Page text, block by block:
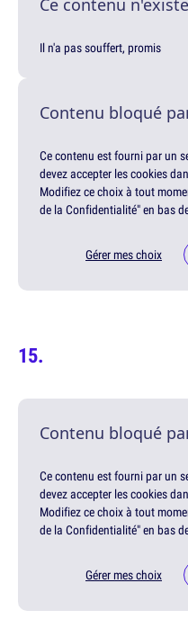
Ce contenu
Il n'a pas souffert, promis
Contenu bloqué
Ce contenu est fourni par un
devez accepter les cookies
Modifiez ce choix à tout
de la Confidentialité" en bas
Gérer mes choix
Contenu bloqué
Ce contenu est fourni par un
devez accepter les cookies
Modifiez ce choix à tout
de la Confidentialité" en bas
Gérer mes choix